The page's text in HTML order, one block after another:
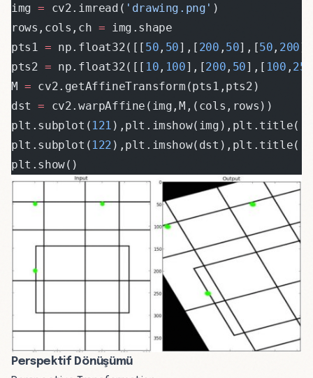
img = cv2.imread( 'drawing.png' )
rows,cols,ch = img.shape
pts1 = np.float32([[ 50 , 50],[ 200 , 50],[50 , 200
pts2 = np.float32([[ 10 , 100],[200 , 50],[ 100 , 250
M = cv2.getAffineTransform(pts1,pts2)
dst = cv2.warpAffine(img,M,(cols,rows))
plt.subplot( 121 ),plt.imshow(img),plt.title(
plt.subplot( 122 ),plt.imshow(dst),plt.title(
plt.show()
Perspektif Dönüşümü